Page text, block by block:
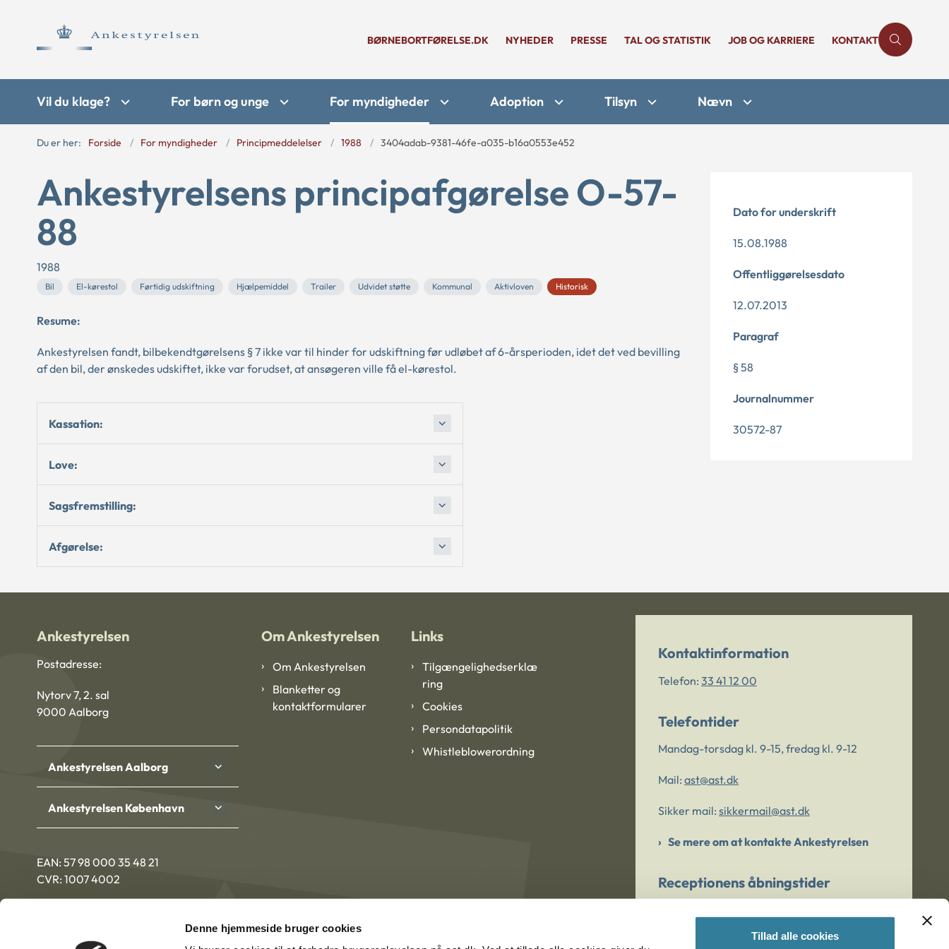
Denne hjemmeside bruger cookies
Tillad alle cookies
BØRNEBORTFØRELSE.DK NYHEDER PRESSE TAL OG STATISTIK JOB OG KARRIERE KONTAKT
Vil du klage? For børn og unge For myndigheder Adoption Tilsyn Nævn
Du er her: Forside For myndigheder Principmeddelelser 1988 3404adab-9381-46fe-a035-b16a0553e452
Ankestyrelsens principafgørelse O-57-
88
1988
Bil El-kørestol Førtidig udskiftning Hjælpemiddel Trailer Udvidet støtte Kommunal Aktivloven Historisk
Resume:
Ankestyrelsen fandt, bilbekendtgørelsens § 7 ikke var til hinder for udskiftning før udløbet af 6-årsperioden, idet det ved bevilling
af den bil, der ønskedes udskiftet, ikke var forudset, at ansøgeren ville få el-kørestol.
Kassation:
Love:
Sagsfremstilling:
Afgørelse:
Dato for underskrift
15.08.1988
Offentliggørelsesdato
12.07.2013
Paragraf
§ 58
Journalnummer
30572-87
Ankestyrelsen
Postadresse:
Nytorv 7, 2. sal
9000 Aalborg
Ankestyrelsen Aalborg
Ankestyrelsen København
EAN: 57 98 000 35 48 21
CVR: 1007 4002
Om Ankestyrelsen
Om Ankestyrelsen
Blanketter og
kontaktformularer
Links
Tilgængelighedserklæ
ring
Cookies
Persondatapolitik
Whistleblowerordning
Kontaktinformation
Telefon: 33 41 12 00
Telefontider
Mandag-torsdag kl. 9-15, fredag kl. 9-12
Mail: ast@ast.dk
Sikker mail: sikkermail@ast.dk
Se mere om at kontakte Ankestyrelsen
Receptionens åbningstider